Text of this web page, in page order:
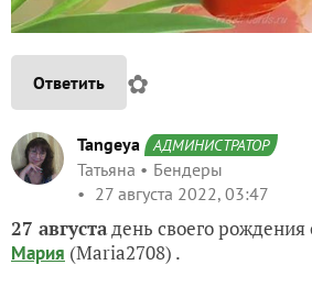
Ответить ✿
Tangeya АДМИНИСТРАТОР
Татьяна
Бендеры
27 августа 2022, 03:47
27 августадень своего рождения
Мария (Maria2708) .